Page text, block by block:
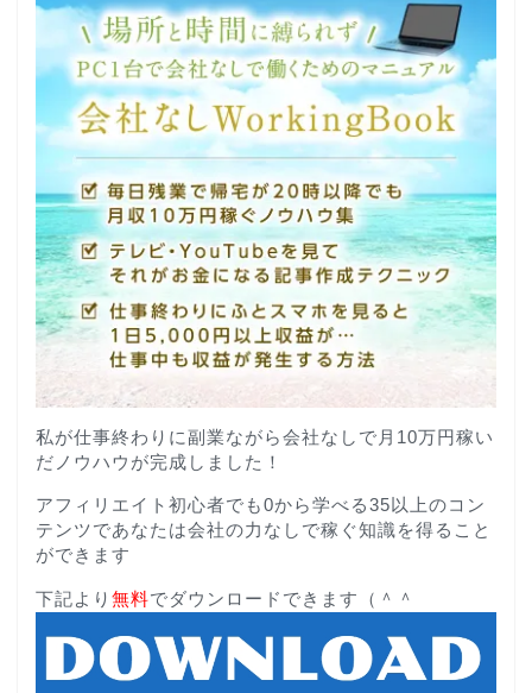
私が仕事終わりに副業ながら会社なしで月10万円稼い
だノウハウが完成しました！
アフィリエイト初心者でも0から学べる35以上のコン
テンツであなたは会社の力なしで稼ぐ知識を得ること
ができます
下記より 無料でダウンロードできます（＾＾